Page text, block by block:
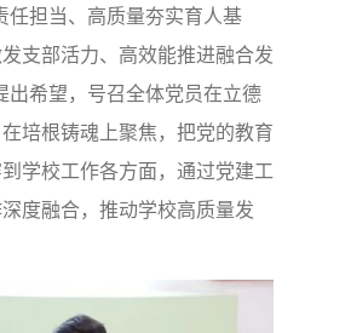
任担当、高质量夯实育人基
支部活力、高效能推进融合发
出希望，号召全体党员在立德
培根铸魂上聚焦，把党的教育
学校工作各方面，通过党建工
度融合，推动学校高质量发